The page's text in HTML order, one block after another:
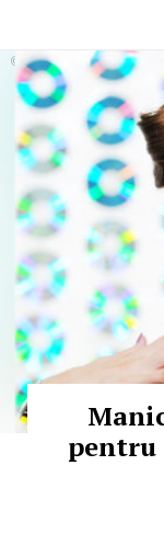
© Copyright: iStockphoto
pentru